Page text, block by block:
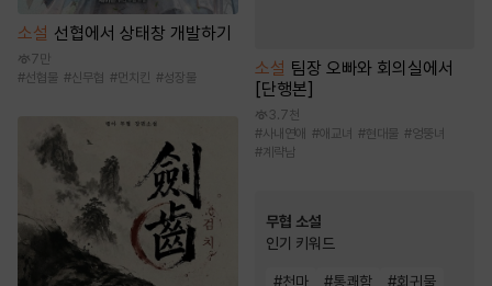
소설 선협에서 상태창 개발하기
7만
#선협물 #신무협 #먼치킨 #성장물 소설 팀장 오빠와 회의실에서
[단행본]
3.7천
#사내연애 #애교녀 #현대물 #엉뚱녀
#계략남
무협 소설
인기 키워드
#천마 #통쾌함 #회귀물